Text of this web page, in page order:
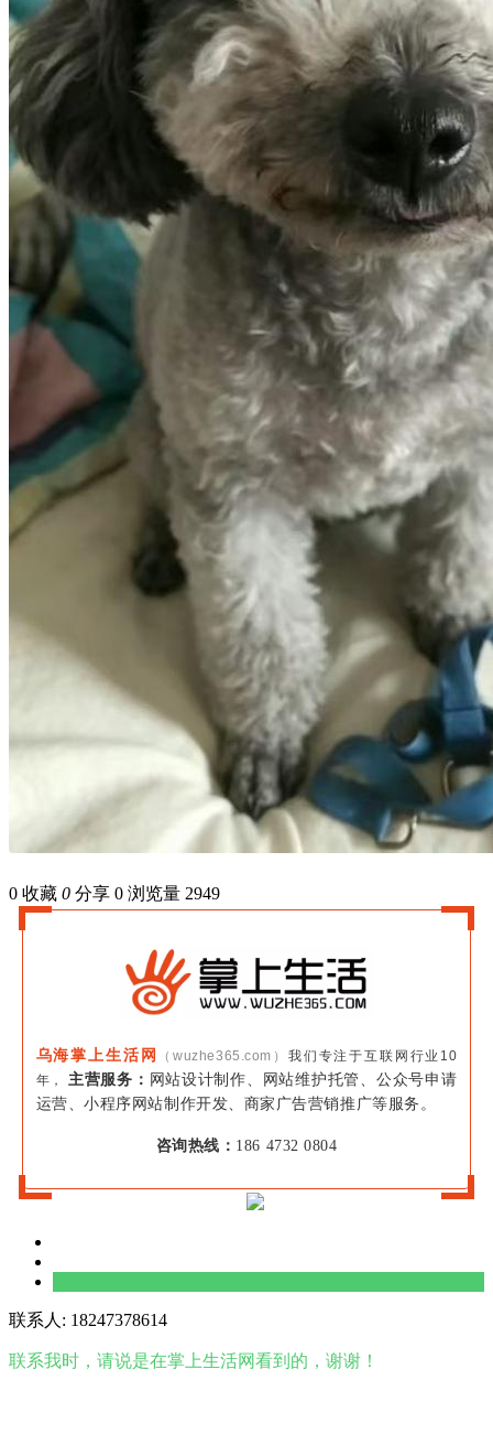
0 收藏 0 分享 0 浏览量 2949
乌海掌上生活网 （wuzhe365.com） 我们专注于互联网行业10
年， 主营服务： 网站设计制作、网站维护托管、公众号申请
运营、小程序网站制作开发、商家广告营销推广等服务。
咨询热线： 186 4732 0804
联系人: 18247378614
联系我时，请说是在掌上生活网看到的，谢谢！